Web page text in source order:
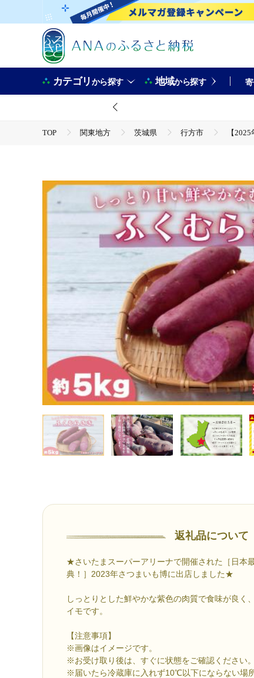
カテゴリから探す 地域から探す
TOP 関東地方 茨城県 行方市
【
返礼品について
★さいたまスーパーアリーナで開催された［日本
典！］2023年さつまいも博に出店しました★
しっとりとした鮮やかな紫色の肉質で食味が良く
イモです。
【注意事項】
※画像はイメージです。
※お受け取り後は、すぐに状態をご確認ください。
※届いたら冷蔵庫に入れず10℃以下にならない場